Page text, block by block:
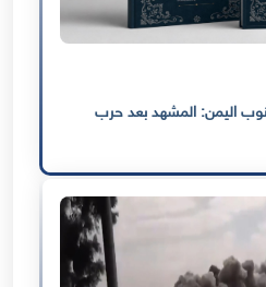
اليمن: المشهد بعد حرب